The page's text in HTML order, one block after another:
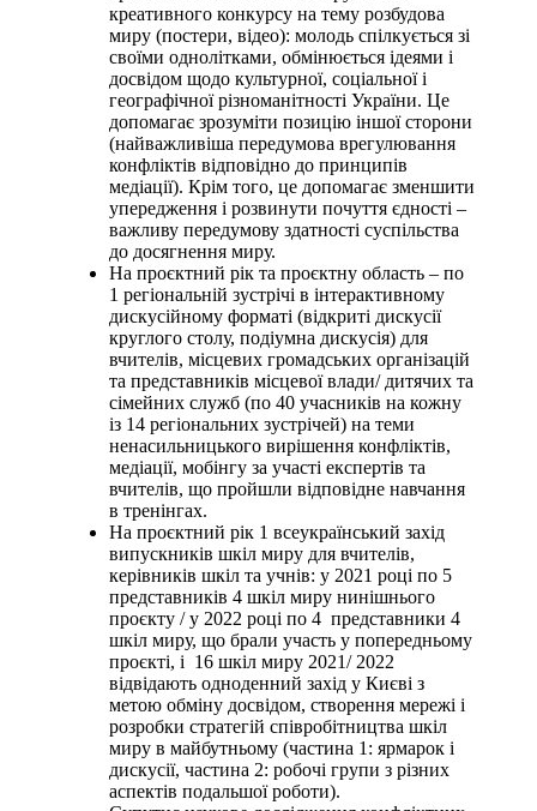
креативного конкурсу на тему розбудова
миру (постери, відео): молодь спілкується зі
своїми однолітками, обмінюється ідеями і
досвідом щодо культурної, соціальної і
географічної різноманітності України. Це
допомагає зрозуміти позицію іншої сторони
(найважливіша передумова врегулювання
конфліктів відповідно до принципів
медіації). Крім того, це допомагає зменшити
упередження і розвинути почуття єдності –
важливу передумову здатності суспільства
до досягнення миру.
На проєктний рік та проєктну область – по
1 регіональній зустрічі в інтерактивному
дискусійному форматі (відкриті дискусії
круглого столу, подіумна дискусія) для
вчителів, місцевих громадських організацій
та представників місцевої влади/ дитячих та
сімейних служб (по 40 учасників на кожну
із 14 регіональних зустрічей) на теми
ненасильницького вирішення конфліктів,
медіації, мобінгу за участі експертів та
вчителів, що пройшли відповідне навчання
в тренінгах.
На проєктний рік 1 всеукраїнський захід
випускників шкіл миру для вчителів,
керівників шкіл та учнів: у 2021 році по 5
представників 4 шкіл миру нинішнього
проєкту / у 2022 році по 4 представники 4
шкіл миру, що брали участь у попередньому
проєкті, і 16 шкіл миру 2021/ 2022
відвідають одноденний захід у Києві з
метою обміну досвідом, створення мережі і
розробки стратегій співробітництва шкіл
миру в майбутньому (частина 1: ярмарок і
дискусії, частина 2: робочі групи з різних
аспектів подальшої роботи).